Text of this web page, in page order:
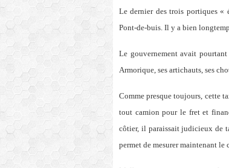
Le dernier des trois portiques «
Pont-de-buis. Il y a bien
Le gouvernement avait
Armorique, ses artichauts, ses
Comme presque toujours, cette
tout camion pour le fret et
côtier, il paraissait judicieux de
permet de mesurer maintenant